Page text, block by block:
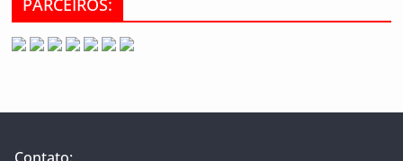
PARCEIROS: